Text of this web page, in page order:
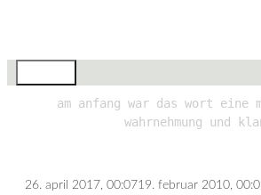
am anfang war das wort eine
wahrnehmung und
26. april 2017, 00:0719. februar 2010,